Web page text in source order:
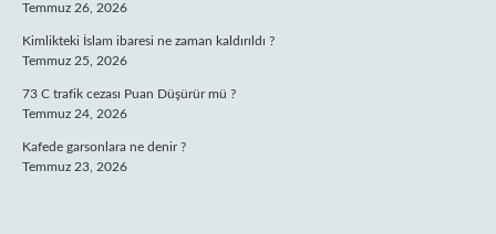
Temmuz 26, 2026
Kimlikteki İslam ibaresi ne zaman kaldırıldı ?
Temmuz 25, 2026
73 C trafik cezası Puan Düşürür mü ?
Temmuz 24, 2026
Kafede garsonlara ne denir ?
Temmuz 23, 2026